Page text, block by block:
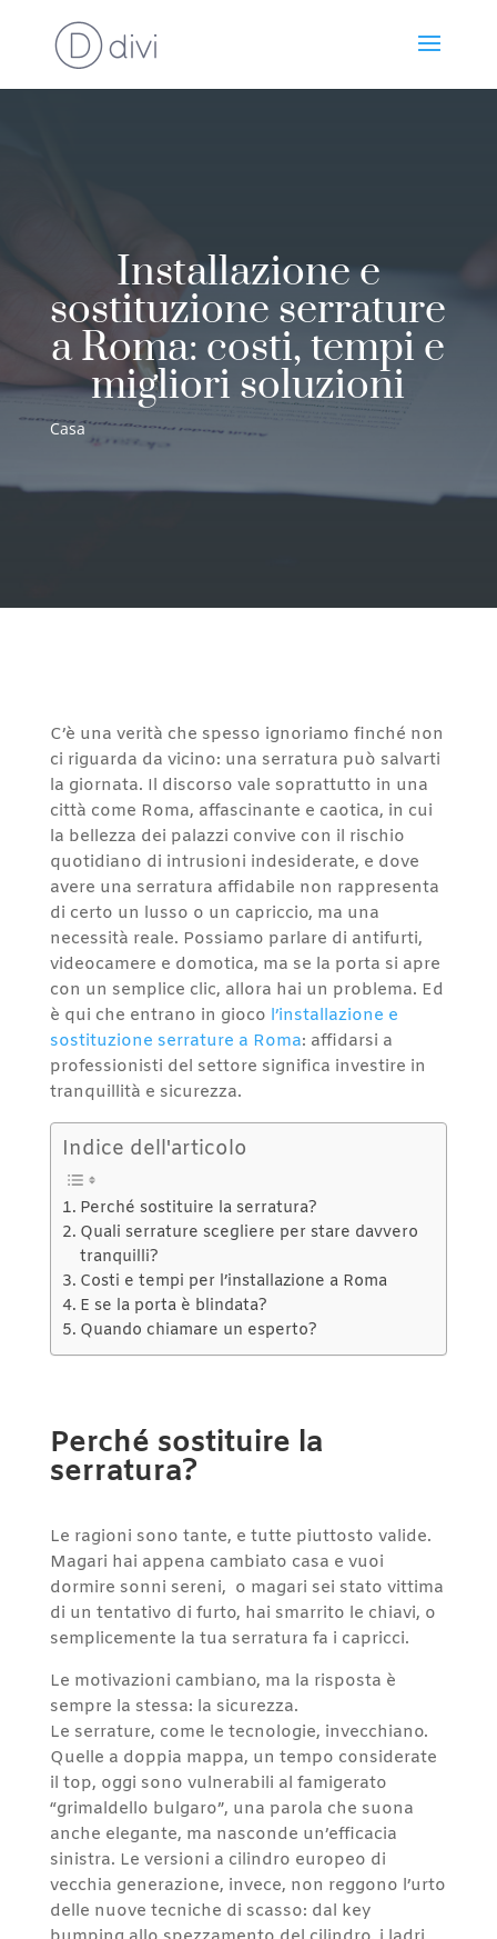
Installazione e
sostituzione serrature
a Roma: costi, tempi e
migliori soluzioni
Casa
C’è una verità che spesso ignoriamo finché non
ci riguarda da vicino: una serratura può salvarti
la giornata. Il discorso vale soprattutto in una
città come Roma, affascinante e caotica, in cui
la bellezza dei palazzi convive con il rischio
quotidiano di intrusioni indesiderate, e dove
avere una serratura affidabile non rappresenta
di certo un lusso o un capriccio, ma una
necessità reale. Possiamo parlare di antifurti,
videocamere e domotica, ma se la porta si apre
con un semplice clic, allora hai un problema. Ed
è qui che entrano in gioco l’installazione e
sostituzione serrature a Roma: affidarsi a
professionisti del settore significa investire in
tranquillità e sicurezza.
Indice dell'articolo
Perché sostituire la serratura?
Quali serrature scegliere per stare davvero
tranquilli?
Costi e tempi per l’installazione a Roma
E se la porta è blindata?
Quando chiamare un esperto?
Perché sostituire la
serratura?
Le ragioni sono tante, e tutte piuttosto valide.
Magari hai appena cambiato casa e vuoi
dormire sonni sereni, o magari sei stato vittima
di un tentativo di furto, hai smarrito le chiavi, o
semplicemente la tua serratura fa i capricci.
Le motivazioni cambiano, ma la risposta è
sempre la stessa: la sicurezza.
Le serrature, come le tecnologie, invecchiano.
Quelle a doppia mappa, un tempo considerate
il top, oggi sono vulnerabili al famigerato
“grimaldello bulgaro”, una parola che suona
anche elegante, ma nasconde un’efficacia
sinistra. Le versioni a cilindro europeo di
vecchia generazione, invece, non reggono l’urto
delle nuove tecniche di scasso: dal key